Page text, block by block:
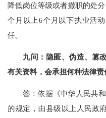
降低岗位等级或者撤职的处
个月以上6个月以下执业活
任。
九问：隐匿、伪造、篡
有关资料，会承担何种法律责
答：依据《中华人民共和
的规定，由县级以上人民政